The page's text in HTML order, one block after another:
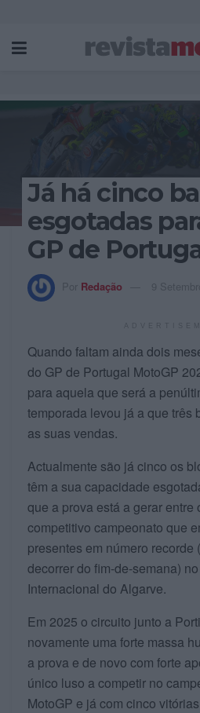
Já há cinco
esgotadas
GP de
Por Redação 9
Quando faltam ainda dois
do GP de Portugal MotoGP
para aquela que será a
temporada levou já a que três
as suas vendas.
Actualmente são já cinco os
têm a sua capacidade
que a prova está a gerar entre
competitivo campeonato que
presentes em número recorde
decorrer do fim-de-semana)
Internacional do Algarve.
Em 2025 o circuito junto a
novamente uma forte massa
a prova e de novo com forte
único luso a competir no
MotoGP e já com cinco